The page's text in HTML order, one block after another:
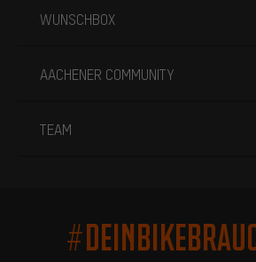
WUNSCHBOX
AACHENER COMMUNITY
TEAM